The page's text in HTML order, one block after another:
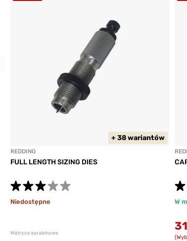
+ 38 wariantów
REDDING
FULL LENGTH SIZING DIES
Matryce karabinowe
Niedostępne W